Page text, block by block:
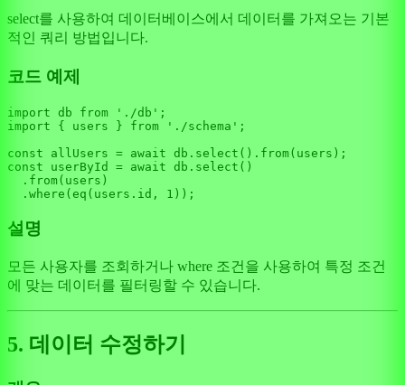
select를 사용하여 데이터베이스에서 데이터를 가져오는 기본
적인 쿼리 방법입니다.
코드 예제
import db from './db'
import { users } from './schema' ;
const allUsers = await db. select (). from
const userById = await db. select ()
  .
from(users)
  .
where ( eq (users. id , 1
설명
모든 사용자를 조회하거나 where 조건을 사용하여 특정 조건
에 맞는 데이터를 필터링할 수 있습니다.
5. 데이터 수정하기